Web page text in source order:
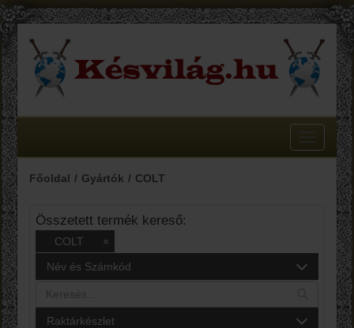
Toggle
Főoldal
Gyártók COLT
Összetett termék kereső:
COLT
×
Név és Számkód
Raktárkészlet